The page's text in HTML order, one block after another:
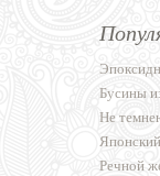
Бусины
Не
Речной